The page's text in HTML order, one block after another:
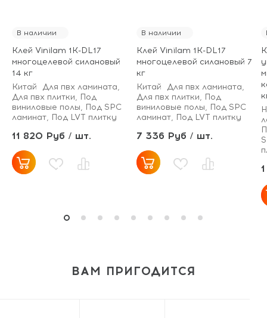
В наличии
Клей Vinilam 1K-DL17
многоцелевой силановый
14 кг
Китай
Для пвх ламината,
Для пвх плитки, Под
виниловые полы, Под SPC
ламинат, Под LVT плитку
11 820 Руб / шт.
В наличии
Клей Vinilam 1K-DL17
многоцелевой силановый 7
кг
Китай
Для пвх ламината,
Для пвх плитки, Под
виниловые полы, Под SPC
ламинат, Под LVT плитку
7 336 Руб / шт.
ВАМ ПРИГОДИТСЯ